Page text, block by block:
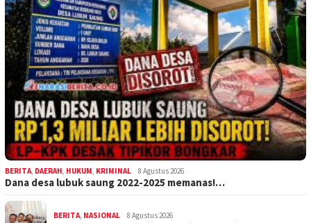
BERITA DAERAH HUKUM KRIMINAL 8 Agustus 2026
Dana desa lubuk saung 2022-2025 memanas!…
BERITA NASIONAL 8 Agustus 2026